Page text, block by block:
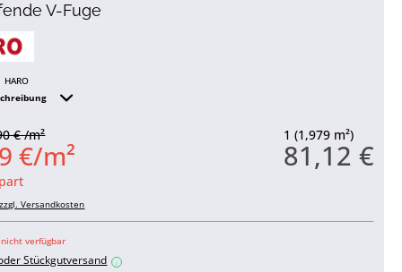
V-Fuge
HARO
1 (1,979 m²)
81,12 €
€ /m²
€/m²
zzgl. Versandkosten
verfügbar
Stückgutversand i